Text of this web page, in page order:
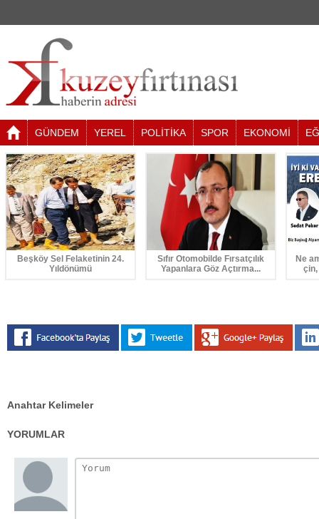
GÜNDEM YEREL POLİTİKA SPOR EKONOMİ
Beşköy Sel Felaketinin 24.
Yıldönümü
Sıfır Otomobilde Fırsatçılık
Yapanlara Göz Açtırma...
Ne
Anahtar Kelimeler
YORUMLAR